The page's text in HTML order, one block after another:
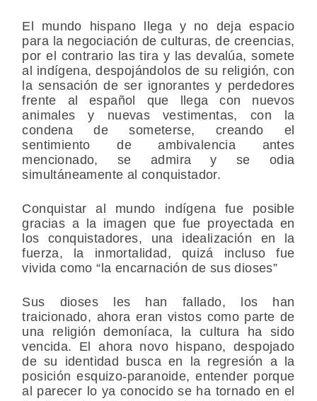
El mundo hispano llega y no deja espacio
para la negociación de culturas, de creencias,
por el contrario las tira y las devalúa, somete
al indígena, despojándolos de su religión, con
la sensación de ser ignorantes y perdedores
frente al español que llega con nuevos
animales y nuevas vestimentas, con la
condena de someterse, creando el
sentimiento de ambivalencia antes
mencionado, se admira y se odia
simultáneamente al conquistador.
Conquistar al mundo indígena fue posible
gracias a la imagen que fue proyectada en
los conquistadores, una idealización en la
fuerza, la inmortalidad, quizá incluso fue
vivida como “la encarnación de sus dioses”
Sus dioses les han fallado, los han
traicionado, ahora eran vistos como parte de
una religión demoníaca, la cultura ha sido
vencida. El ahora novo hispano, despojado
de su identidad busca en la regresión a la
posición esquizo-paranoide, entender porque
al parecer lo ya conocido se ha tornado en el